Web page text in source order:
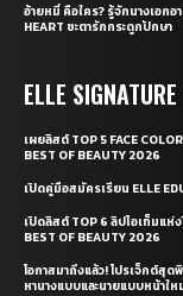
อ้ายหมี่ คือใคร? รู้จักนางเอกอ
HEART ชะตารักกระดูกปักษา
ELLE SIGNATURE
เผยลิสต์ TOP 5 FACE
BEST OF BEAUTY 2026
เปิดคู่มือสมัครเรียน ELLE
เปิดลิสต์ TOP 6 ลิปไอเท็มแห่
BEST OF BEAUTY 2026
โอกาสมาถึงแล้ว! โปรเจ็กต์สุดพิ
หานางแบบและนายแบบหน้าให